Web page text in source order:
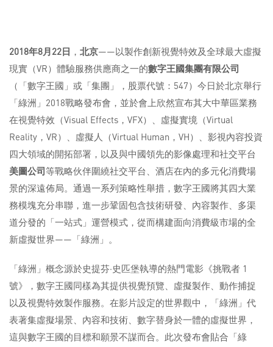
2018年8月22日 ， 北京——以製作創新視覺特效及全球最大虛擬
現實（VR）體驗服務供應商之一的數字王國集團有限公司
（「數字王國」或「集團」，股票代號：547）今日於北京舉行
「綠洲」2018戰略發布會，並於會上欣然宣布其大中華區業務
在視覺特效（Visual Effects，VFX）、虛擬實境（Virtual
Reality，VR）、虛擬人（Virtual Human，VH）、影視內容投資
四大領域的開拓部署，以及與中國領先的影像處理和社交平台
美圖公司等戰略伙伴圍繞社交平台、酒店在內的多元化消費場
景的深遠佈局。通過一系列策略性舉措，數字王國將其四大業
務模塊充分串聯，進一步鞏固包含技術研發、內容製作、多渠
道分發的「一站式」運營模式，從而構建面向消費級市場的全
新虛擬世界——「綠洲」。
「綠洲」概念源於史提芬·史匹堡執導的熱門電影《挑戰者 1
號》，數字王國同樣為其提供視覺預覽、虛擬製作、動作捕捉
以及視覺特效製作服務。在影片設定的世界觀中，「綠洲」代
表著集虛擬場景、內容和技術、數字替身於一體的虛擬世界，
這與數字王國的目標和願景不謀而合。此次發布會貼合「綠